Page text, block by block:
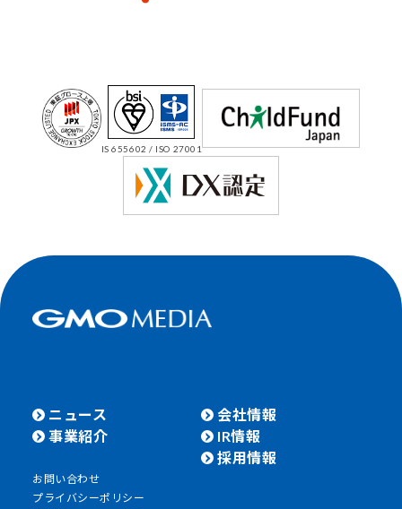
IS 655602 / ISO 27001
ニュース
事業紹介
会社情報
IR情報
採用情報
お問い合わせ
プライバシーポリシー